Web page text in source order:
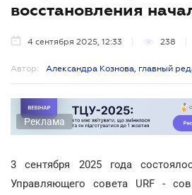
восстановления
4 сентября 2025, 12:33 238
Автор: Александра Кознова, главный
Реклама
3 сентября 2025 года
Управляющего совета URF -